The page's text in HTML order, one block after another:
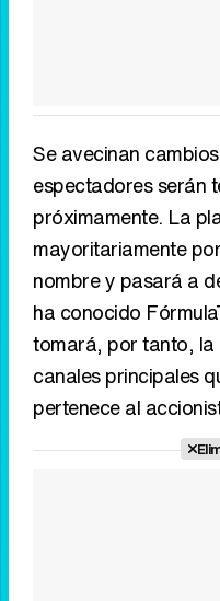
Se avecinan
espectadores serán
próximamente. La
mayoritariamente
nombre y pasará a
ha conocido
tomará, por tanto, la
canales principales
pertenece al